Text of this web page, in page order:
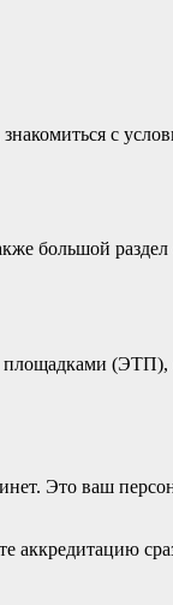
с
большой
(ЭТП),
Это ваш
аккредитацию